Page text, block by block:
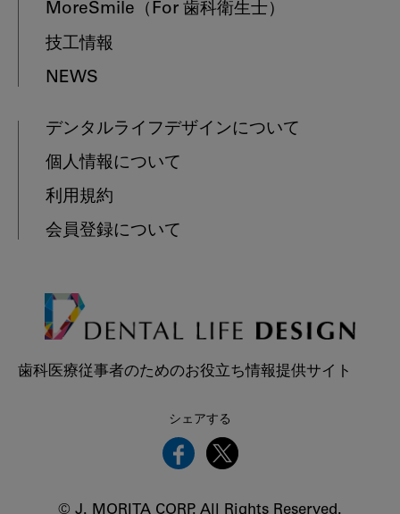
MoreSmile （For 歯科衛生士）
技工情報
NEWS
デンタルライフデザインについて
個人情報について
利用規約
会員登録について
歯科医療従事者のためのお役立ち情報提供サイト
シェアする